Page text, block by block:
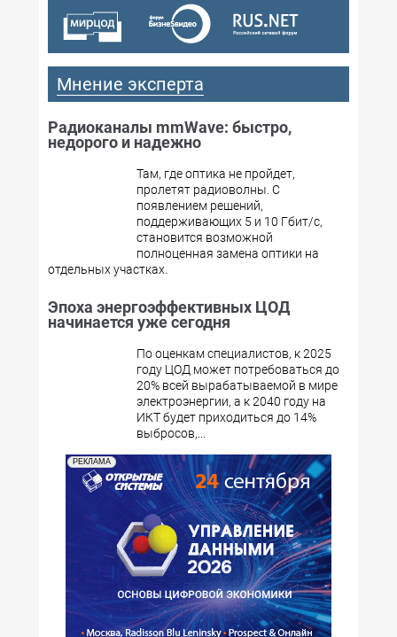
Мнение эксперта
Радиоканалы mmWave: быстро,
недорого и надежно
Там, где оптика не пройдет,
пролетят радиоволны. С
появлением решений,
поддерживающих 5 и 10 Гбит/с,
становится возможной
полноценная замена оптики на
отдельных участках.
Эпоха энергоэффективных ЦОД
начинается уже сегодня
По оценкам специалистов, к 2025
году ЦОД может потребоваться до
20% всей вырабатываемой в мире
электроэнергии, а к 2040 году на
ИКТ будет приходиться до 14%
выбросов,...
РЕКЛАМА